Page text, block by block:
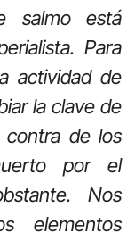
salmo está
Para
actividad de
la clave de
contra de los
por el
Nos
elementos